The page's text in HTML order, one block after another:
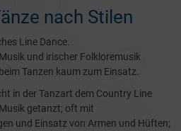
nach Stilen
Line Dance.
und irischer Folkloremusik
Tanzen kaum zum Einsatz.
in der Tanzart dem Country Line
getanzt; oft mit
und Einsatz von Armen und Hüften;